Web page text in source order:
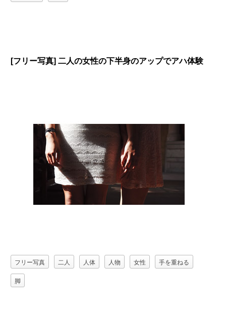
[フリー写真] 二人の女性の下半身のアップでアハ体験
フリー写真 二人 人体 人物 女性 手を重ねる
脚